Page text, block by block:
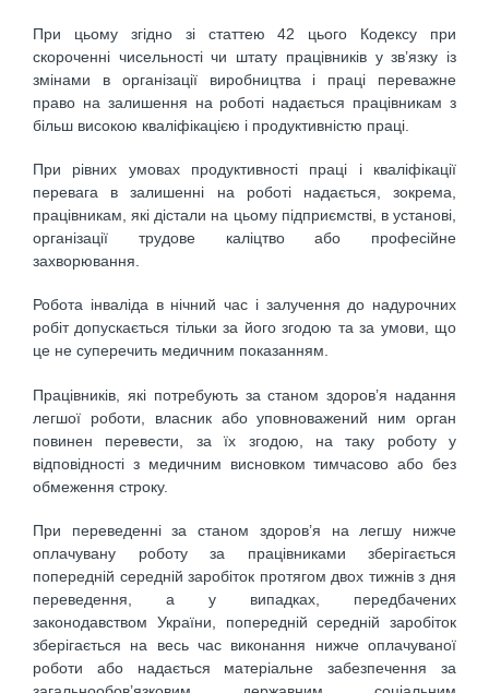
При цьому згідно зі статтею 42 цього Кодексу при
скороченні чисельності чи штату працівників у зв’язку із
змінами в організації виробництва і праці переважне
право на залишення на роботі надається працівникам з
більш високою кваліфікацією і продуктивністю праці.
При рівних умовах продуктивності праці і кваліфікації
перевага в залишенні на роботі надається, зокрема,
працівникам, які дістали на цьому підприємстві, в установі,
організації трудове каліцтво або професійне
захворювання.
Робота інваліда в нічний час і залучення до надурочних
робіт допускається тільки за його згодою та за умови, що
це не суперечить медичним показанням.
Працівників, які потребують за станом здоров’я надання
легшої роботи, власник або уповноважений ним орган
повинен перевести, за їх згодою, на таку роботу у
відповідності з медичним висновком тимчасово або без
обмеження строку.
При переведенні за станом здоров’я на легшу нижче
оплачувану роботу за працівниками зберігається
попередній середній заробіток протягом двох тижнів з дня
переведення, а у випадках, передбачених
законодавством України, попередній середній заробіток
зберігається на весь час виконання нижче оплачуваної
роботи або надається матеріальне забезпечення за